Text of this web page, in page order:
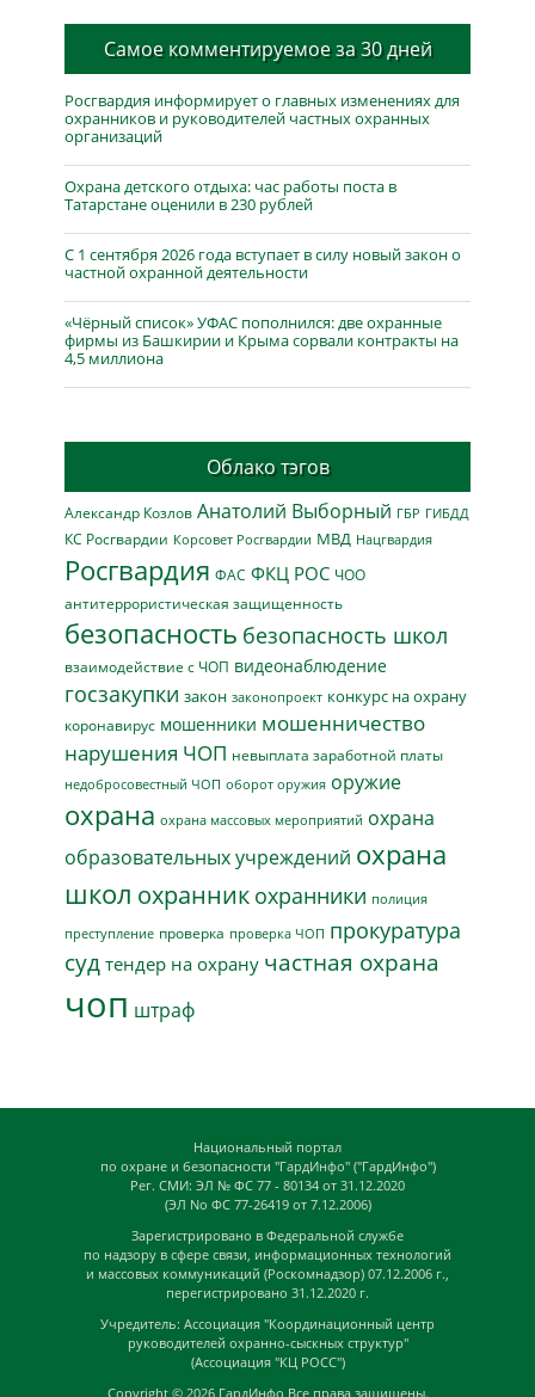
Самое комментируемое за 30 дней
Росгвардия информирует о главных изменениях для
охранников и руководителей частных охранных
организаций
Охрана детского отдыха: час работы поста в
Татарстане оценили в 230 рублей
С 1 сентября 2026 года вступает в силу новый закон о
частной охранной деятельности
«Чёрный список» УФАС пополнился: две охранные
фирмы из Башкирии и Крыма сорвали контракты на
4,5 миллиона
Облако тэгов
Александр Козлов Анатолий Выборный ГБР ГИБДД
КС Росгвардии Корсовет Росгвардии МВД Нацгвардия
Росгвардия ФАС ФКЦ РОС ЧОО
антитеррористическая защищенность
безопасность безопасность школ
взаимодействие с ЧОП видеонаблюдение
госзакупки закон законопроект конкурс на охрану
коронавирус мошенники мошенничество
нарушения ЧОП невыплата заработной платы
недобросовестный ЧОП оборот оружия оружие
охрана охрана массовых мероприятий охрана
образовательных учреждений охрана
школ охранник охранники полиция
преступление проверка проверка ЧОП прокуратура
суд тендер на охрану частная охрана
чоп штраф
Национальный портал
по охране и безопасности "ГардИнфо" ("ГардИнфо")
Рег. СМИ: ЭЛ № ФС 77 - 80134 от 31.12.2020
(ЭЛ No ФС 77-26419 от 7.12.2006)
Зарегистрировано в Федеральной службе
по надзору в сфере связи, информационных технологий
и массовых коммуникаций (Роскомнадзор) 07.12.2006 г.,
перегистрировано 31.12.2020 г.
Учредитель: Ассоциация "Координационный центр
руководителей охранно-сыскных структур"
(Ассоциация "КЦ РОСС")
Copyright © 2026 ГардИнфо Все права защищены.